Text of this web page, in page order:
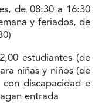
de 08:30 a 16:30
y feriados, de
estudiantes (de
niñas y niños (de
discapacidad e
entrada